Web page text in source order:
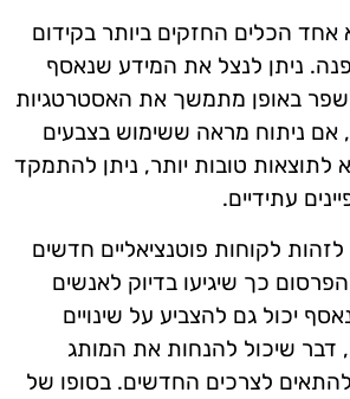
אחד הכלים החזקים ביותר בקידום
ניתן לנצל את המידע שנאסף
לשפר באופן מתמשך את האסטרטגיות
אם ניתוח מראה ששימוש בצבעים
לתוצאות טובות יותר, ניתן להתמקד
עתידיים.
לקוחות פוטנציאליים חדשים
כך שיגיעו בדיוק לאנשים
יכול גם להצביע על שינויים
דבר שיכול להנחות את המותג
להתאים לצרכים החדשים. בסופו של